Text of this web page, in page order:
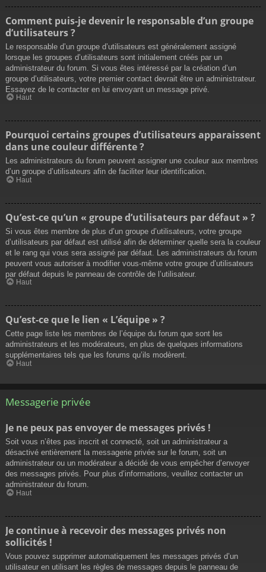
Comment puis-je devenir le responsable d’un groupe
d’utilisateurs ?
Le responsable d’un groupe d’utilisateurs est généralement assigné
lorsque les groupes d’utilisateurs sont initialement créés par un
administrateur du forum. Si vous êtes intéressé par la création d’un
groupe d’utilisateurs, votre premier contact devrait être un administrateur.
Essayez de le contacter en lui envoyant un message privé.
Haut
Pourquoi certains groupes d’utilisateurs apparaissent
dans une couleur différente ?
Les administrateurs du forum peuvent assigner une couleur aux membres
d’un groupe d’utilisateurs afin de faciliter leur identification.
Haut
Qu’est-ce qu’un « groupe d’utilisateurs par défaut » ?
Si vous êtes membre de plus d’un groupe d’utilisateurs, votre groupe
d’utilisateurs par défaut est utilisé afin de déterminer quelle sera la couleur
et le rang qui vous sera assigné par défaut. Les administrateurs du forum
peuvent vous autoriser à modifier vous-même votre groupe d’utilisateurs
par défaut depuis le panneau de contrôle de l’utilisateur.
Haut
Qu’est-ce que le lien « L’équipe » ?
Cette page liste les membres de l’équipe du forum que sont les
administrateurs et les modérateurs, en plus de quelques informations
supplémentaires tels que les forums qu’ils modèrent.
Haut
Messagerie privée
Je ne peux pas envoyer de messages privés !
Soit vous n’êtes pas inscrit et connecté, soit un administrateur a
désactivé entièrement la messagerie privée sur le forum, soit un
administrateur ou un modérateur a décidé de vous empêcher d’envoyer
des messages privés. Pour plus d’informations, veuillez contacter un
administrateur du forum.
Haut
Je continue à recevoir des messages privés non
sollicités !
Vous pouvez supprimer automatiquement les messages privés d’un
utilisateur en utilisant les règles de messages depuis le panneau de